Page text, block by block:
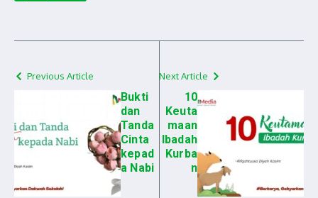
Previous Article
Bukti
dan
Tanda
Cinta
kepad
a Nabi
Next Article
10
Keuta
maan
Ibadah
Kurba
n